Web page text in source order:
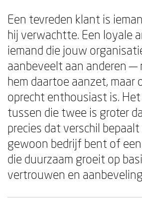
Een tevreden klant is
hij verwachtte. Een loyale
iemand die jouw
aanbeveelt aan anderen —
hem daartoe aanzet, maar
oprecht enthousiast is. Het
tussen die twee is groter
precies dat verschil
gewoon bedrijf bent of
die duurzaam groeit op
vertrouwen en